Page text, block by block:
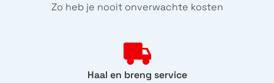
Zo heb je nooit onverwachte kosten
Haal en breng service